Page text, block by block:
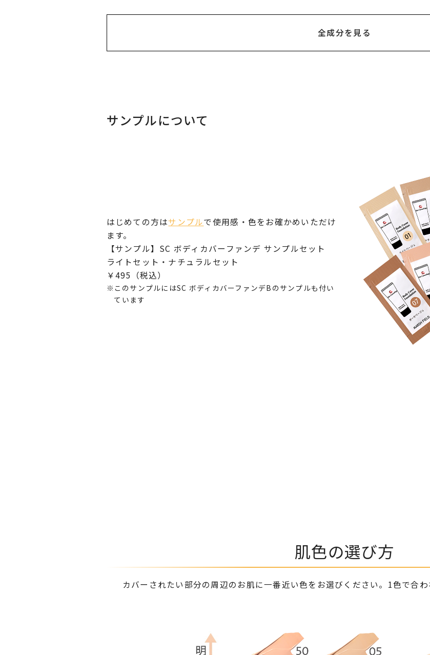
全成分を見る
サンプルについて
はじめての方はサンプルで使用感・色をお確かめいただけ
ます。
【サンプル】SC ボディカバーファンデ サンプルセット
ライトセット・ナチュラルセット
￥495（税込）
このサンプルにはSC ボディカバーファンデBのサンプルも付い
ています
肌色の選び方
カバーされたい部分の周辺のお肌に一番近い色をお選びください。 1色で合